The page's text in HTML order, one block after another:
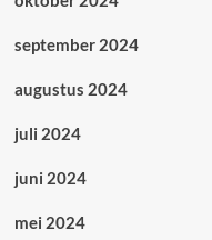
september 2024
augustus 2024
juli 2024
juni 2024
mei 2024